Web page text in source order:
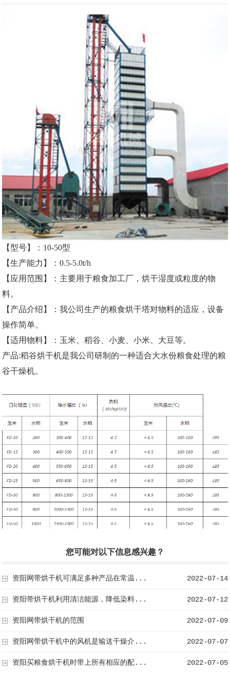
【型号】：10-50型
【生产能力】：0.5-5.0t/h
【应用范围】：主要用于粮食加工厂，烘干湿度或粒度的物
料。
【产品介绍】：我公司生产的粮食烘干塔对物料的适应，设备
操作简单。
【适用物料】：玉米、稻谷、小麦、小米、大豆等。
产品:稻谷烘干机是我公司研制的一种适合大水份粮食处理的粮
谷干燥机。
您可能对以下信息感兴趣？
2022-07-14
资阳网带烘干机可满足多种产品在常温...
2022-07-12
资阳带烘干机利用清洁能源，降低染料...
2022-07-09
资阳网带烘干机的范围
2022-07-07
资阳网带烘干机中的风机是输送干燥介...
2022-07-05
资阳买粮食烘干机时带上所有相应的配...